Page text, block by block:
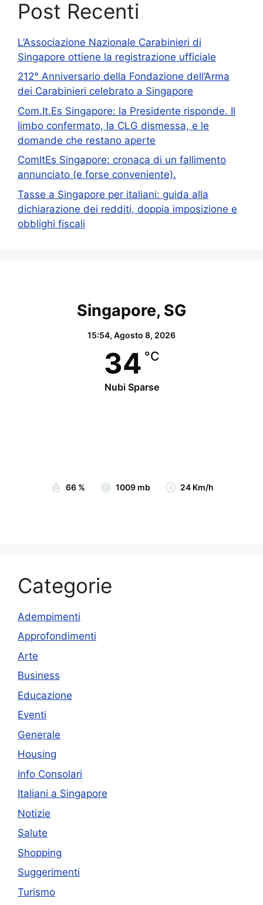
Post Recenti
L’Associazione Nazionale Carabinieri di
Singapore ottiene la registrazione ufficiale
212° Anniversario della Fondazione dell’Arma
dei Carabinieri celebrato a Singapore
Com.It.Es Singapore: la Presidente risponde. Il
limbo confermato, la CLG dismessa, e le
domande che restano aperte
ComItEs Singapore: cronaca di un fallimento
annunciato (e forse conveniente).
Tasse a Singapore per italiani: guida alla
dichiarazione dei redditi, doppia imposizione e
obblighi fiscali
Singapore, SG
15:54, Agosto 8, 2026
34 °C
Nubi Sparse
66 % 1009 mb 24 Km/h
Categorie
Adempimenti
Approfondimenti
Arte
Business
Educazione
Eventi
Generale
Housing
Info Consolari
Italiani a Singapore
Notizie
Salute
Shopping
Suggerimenti
Turismo